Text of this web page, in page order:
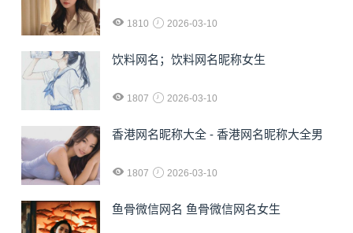
1810 2026-03-10
饮料网名；饮料网名昵称女生
1807 2026-03-10
香港网名昵称大全 - 香港网名昵称大全男
1807 2026-03-10
鱼骨微信网名 鱼骨微信网名女生